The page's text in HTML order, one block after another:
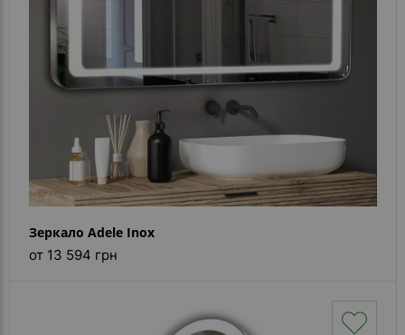
Зеркало Adele Inox
от 13 594 грн